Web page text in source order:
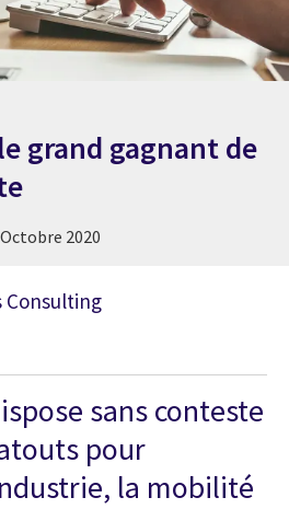
grand gagnant de
2020
Consulting
sans conteste
pour
la mobilité